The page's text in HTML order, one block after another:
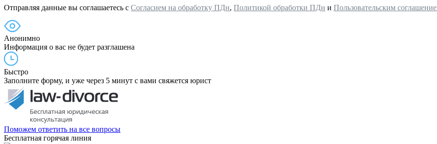
Отправляя данные вы соглашаетесь с Согласием на обработку ПДн, Политикой обработки ПДн и Пользовательским
Анонимно
Информация о вас не будет разглашена
Быстро
Заполните форму, и уже через 5 минут с вами свяжется юрист
Поможем ответить на все вопросы
Бесплатная горячая линия